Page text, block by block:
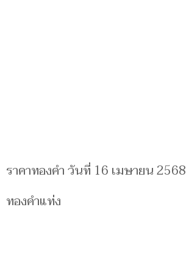
ราคาทองคำ วันที่ 16 เมษายน 2568
ทองคำแท่ง